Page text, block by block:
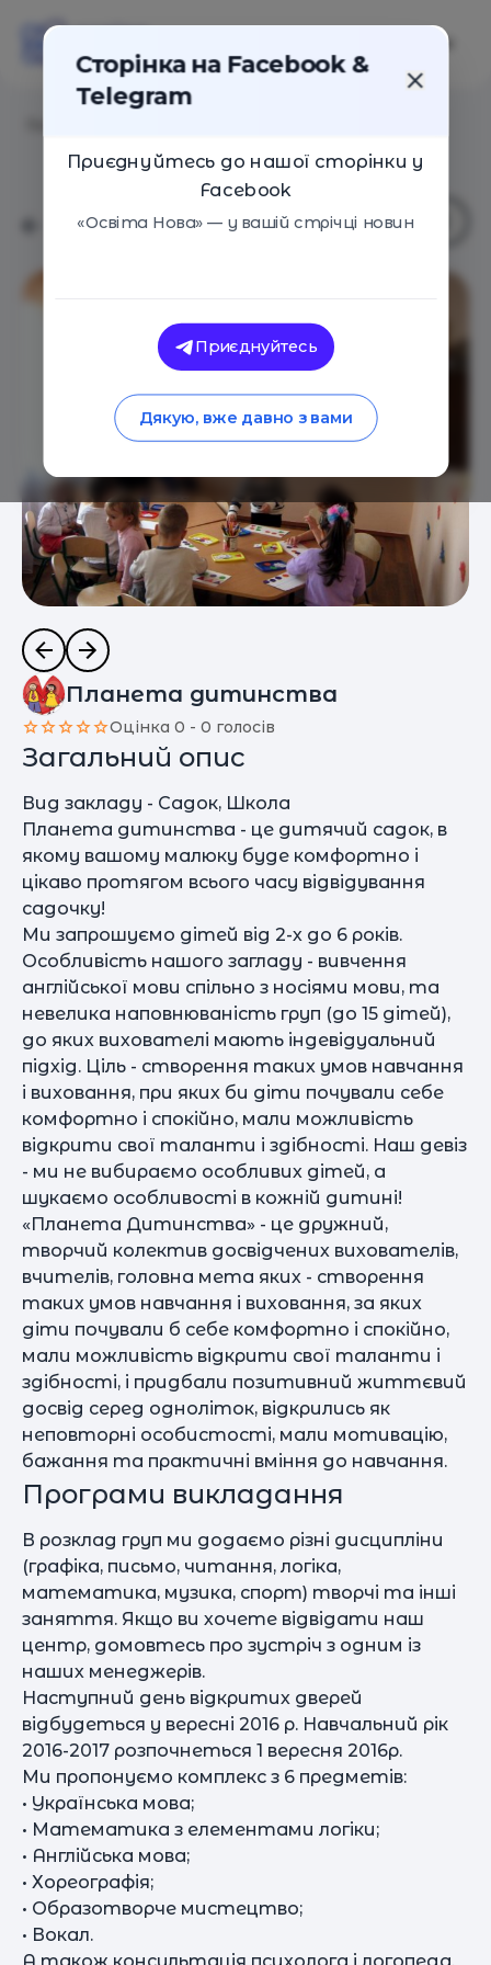
Планета дитинства
Оцінка 0 - 0 голосів
Загальний опис
Вид закладу - Садок, Школа
Планета дитинства - це дитячий садок, в
якому вашому малюку буде комфортно і
цікаво протягом всього часу відвідування
садочку!
Ми запрошуємо дітей від 2-х до 6 років.
Особливість нашого загладу - вивчення
англійської мови спільно з носіями мови, та
невелика наповнюваність груп (до 15 дітей),
до яких вихователі мають індевідуальний
підхід. Ціль - створення таких умов навчання
і виховання, при яких би діти почували себе
комфортно і спокійно, мали можливість
відкрити свої таланти і здібності. Наш девіз
- ми не вибираємо особливих дітей, а
шукаємо особливості в кожній дитині!
«Планета Дитинства» - це дружний,
творчий колектив досвідчених вихователів,
вчителів, головна мета яких - створення
таких умов навчання і виховання, за яких
діти почували б себе комфортно і спокійно,
мали можливість відкрити свої таланти і
здібності, і придбали позитивний життєвий
досвід серед одноліток, відкрились як
неповторні особистості, мали мотивацію,
бажання та практичні вміння до навчання.
Програми викладання
В розклад груп ми додаємо різні дисципліни
(графіка, письмо, читання, логіка,
математика, музика, спорт) творчі та інші
заняття. Якщо ви хочете відвідати наш
центр, домовтесь про зустріч з одним із
наших менеджерів.
Наступний день відкритих дверей
відбудеться у вересні 2016 р. Навчальний рік
2016-2017 розпочнеться 1 вересня 2016р.
Ми пропонуємо комплекс з 6 предметів:
• Українська мова;
• Математика з елементами логіки;
• Англійська мова;
• Хореографія;
• Образотворче мистецтво;
• Вокал.
Сторінка на Facebook &
Telegram
Приєднуйтесь до нашої сторінки у
Facebook
«Освіта Нова» — у вашій стрічці новин
Приєднуйтесь
Дякую, вже давно з вами